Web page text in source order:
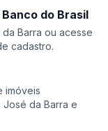
do Brasil
Barra ou acesse
cadastro.
imóveis
José da Barra e